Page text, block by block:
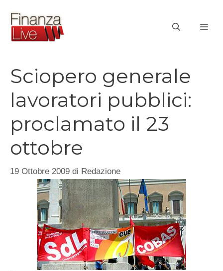
contenuto
Sciopero generale
lavoratori pubblici:
proclamato il 23
ottobre
19 Ottobre 2009 di Redazione